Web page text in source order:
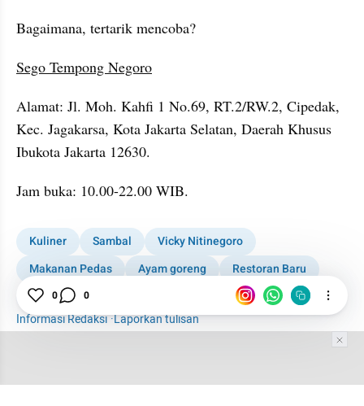
Bagaimana, tertarik mencoba?
Sego Tempong Negoro
Alamat: Jl. Moh. Kahfi 1 No.69, RT.2/RW.2, Cipedak,
Kec. Jagakarsa, Kota Jakarta Selatan, Daerah Khusus
Ibukota Jakarta 12630.
Jam buka: 10.00-22.00 WIB.
Kuliner Sambal
Vicky Nitinegoro
Makanan Pedas
Ayam goreng
Restoran Baru
Tempat makan
Informasi Redaksi·Laporkan tulisan
0 0